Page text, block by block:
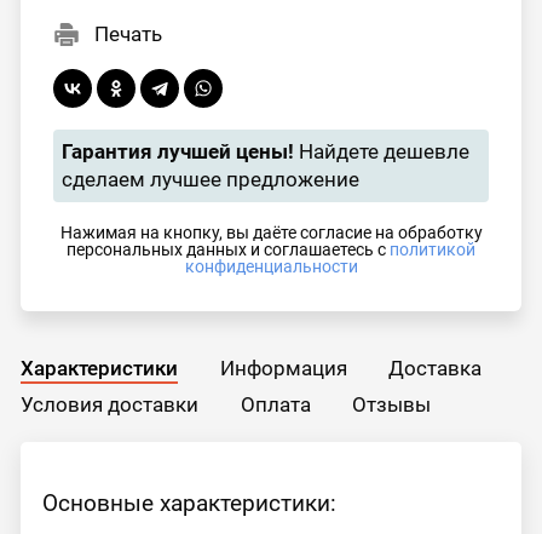
Печать
Гарантия лучшей цены! Найдете дешевле
сделаем лучшее предложение
Нажимая на кнопку, вы даёте согласие на обработку
персональных данных и соглашаетесь с политикой
конфиденциальности
Характеристики Информация
Доставка
Условия доставки
Оплата Отзывы
Основные характеристики: